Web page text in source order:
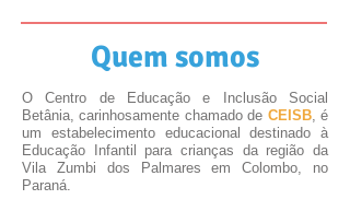
Quem somos
O Centro de Educação e Inclusão Social
Betânia, carinhosamente chamado de CEISB, é
um estabelecimento educacional destinado à
Educação Infantil para crianças da região da
Vila Zumbi dos Palmares em Colombo, no
Paraná.